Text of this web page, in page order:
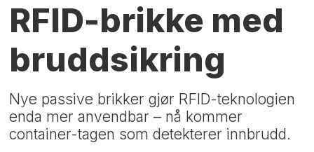
RFID-brikke med
bruddsikring
Nye passive brikker gjør RFID-teknologien
enda mer anvendbar – nå kommer
container-tagen som detekterer innbrudd.